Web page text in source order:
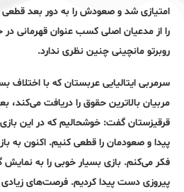
امتیازی شد و صعودش را به دور بعد قطعی
را از مدعیان اصلی کسب عنوان قهرمانی
روبرتو مانچینی چنین نظری ندارد.
سرمربی ایتالیایی عربستان که با اختلاف
مربیان بالاترین حقوق را دریافت می‌کند،
قرقیزستان گفت: خوشحالیم که در این
پیدا و صعودمان را قطعی کنیم. اکنون به
فکر می‌کنم. بازی بسیار خوبی را به
پیروزی دست پیدا کردیم. فرصت‌های زیادی